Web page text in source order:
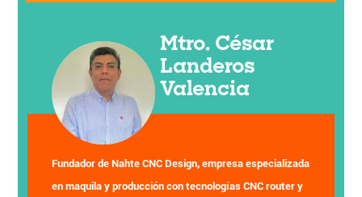
Mtro. César
Landeros
Valencia
Fundador de Nahte CNC Design, empresa especializada
en maquila y producción con tecnologías CNC router y